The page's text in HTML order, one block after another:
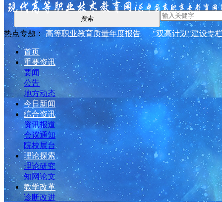
搜索
热点专题： 高等职业教育质量年度报告 "双高计划"建设专
首页
重要资讯
要闻
公告
地方动态
今日新闻
综合资讯
资讯报道
会议通知
院校展台
理论探索
理论研究
知网论文
教学改革
诊断改进